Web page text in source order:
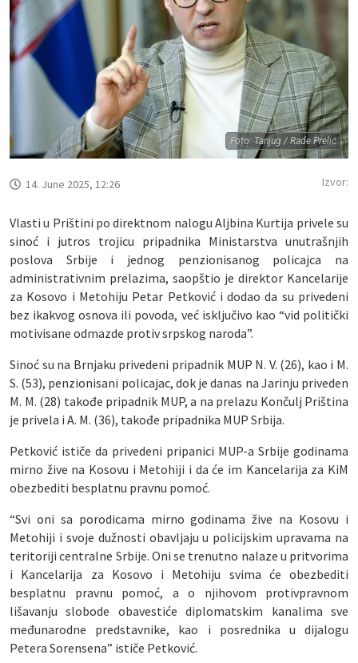
Foto: Tanjug / Rade Prelić
14. June 2025, 12:26 Izvor:
Vlasti u Prištini po direktnom nalogu Aljbina Kurtija privele su
sinoć i jutros trojicu pripadnika Ministarstva unutrašnjih
poslova Srbije i jednog penzionisanog policajca na
administrativnim prelazima, saopštio je direktor Kancelarije
za Kosovo i Metohiju Petar Petković i dodao da su privedeni
bez ikakvog osnova ili povoda, već isključivo kao “vid politički
motivisane odmazde protiv srpskog naroda”.
Sinoć su na Brnjaku privedeni pripadnik MUP N. V. (26), kao i M.
S. (53), penzionisani policajac, dok je danas na Jarinju priveden
M. M. (28) takođe pripadnik MUP, a na prelazu Končulj Priština
je privela i A. M. (36), takođe pripadnika MUP Srbija.
Petković ističe da privedeni pripanici MUP-a Srbije godinama
mirno žive na Kosovu i Metohiji i da će im Kancelarija za KiM
obezbediti besplatnu pravnu pomoć.
“Svi oni sa porodicama mirno godinama žive na Kosovu i
Metohiji i svoje dužnosti obavljaju u policijskim upravama na
teritoriji centralne Srbije. Oni se trenutno nalaze u pritvorima
i Kancelarija za Kosovo i Metohiju svima će obezbediti
besplatnu pravnu pomoć, a o njihovom protivpravnom
lišavanju slobode obavestiće diplomatskim kanalima sve
međunarodne predstavnike, kao i posrednika u dijalogu
Petera Sorensena” ističe Petković.